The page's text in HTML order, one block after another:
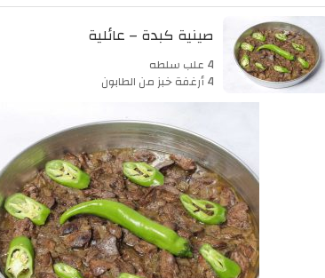
صينية كبدة – عائلية
4 علب سلطه
4 أرغفة خبز من الطابون